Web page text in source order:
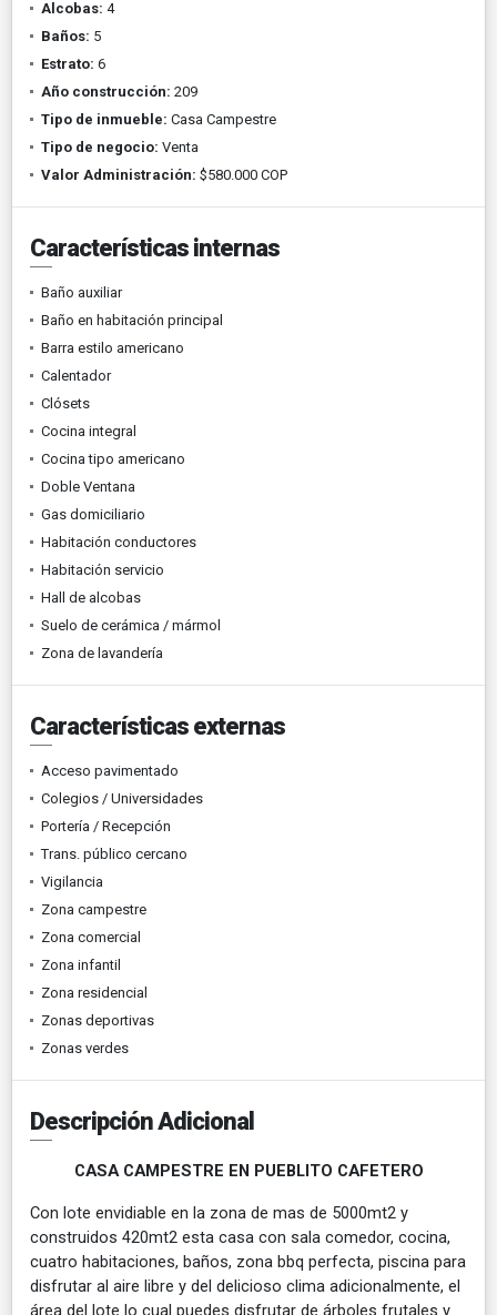
Alcobas: 4
Baños: 5
Estrato: 6
Año construcción: 209
Tipo de inmueble: Casa Campestre
Tipo de negocio: Venta
Valor Administración: $580.000 COP
Características internas
Baño auxiliar
Baño en habitación principal
Barra estilo americano
Calentador
Clósets
Cocina integral
Cocina tipo americano
Doble Ventana
Gas domiciliario
Habitación conductores
Habitación servicio
Hall de alcobas
Suelo de cerámica / mármol
Zona de lavandería
Características externas
Acceso pavimentado
Colegios / Universidades
Portería / Recepción
Trans. público cercano
Vigilancia
Zona campestre
Zona comercial
Zona infantil
Zona residencial
Zonas deportivas
Zonas verdes
Descripción Adicional
CASA CAMPESTRE EN PUEBLITO CAFETERO
Con lote envidiable en la zona de mas de 5000mt2 y
construidos 420mt2 esta casa con sala comedor, cocina,
cuatro habitaciones, baños, zona bbq perfecta, piscina para
disfrutar al aire libre y del delicioso clima adicionalmente, el
área del lote lo cual puedes disfrutar de árboles frutales y